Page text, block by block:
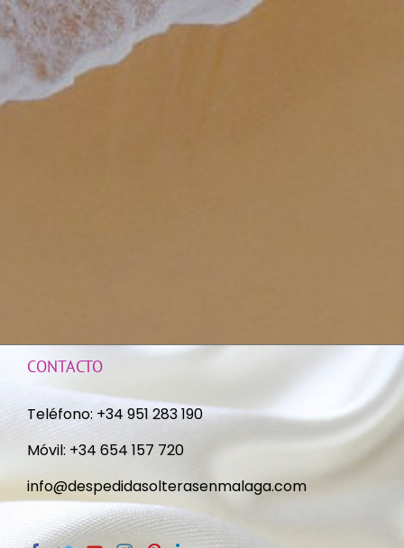
CONTACTO
Teléfono: +34 951 283 190
Móvil: +34 654 157 720
info@despedidasolterasenmalaga.com